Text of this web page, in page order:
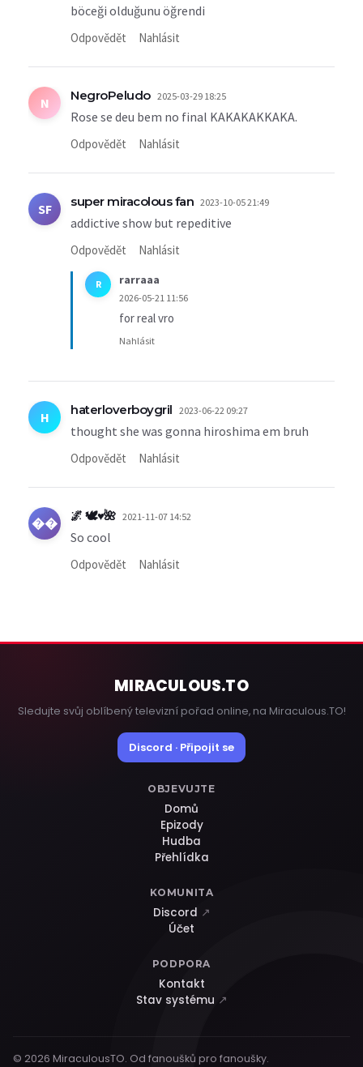
böceği olduğunu öğrendi
Odpovědět Nahlásit
N NegroPeludo 2025-03-29 18:25
Rose se deu bem no final KAKAKAKKAKA.
Odpovědět Nahlásit
SF super miracolous fan 2023-10-05 21:49
addictive show but repeditive
Odpovědět Nahlásit
R rarraaa
2026-05-21 11:56
for real vro
Nahlásit
H haterloverboygril 2023-06-22 09:27
thought she was gonna hiroshima em bruh
Odpovědět Nahlásit
�� 🌌 🕊️♥️🌺 2021-11-07 14:52
So cool
Odpovědět Nahlásit
MIRACULOUS.TO
Sledujte svůj oblíbený televizní pořad online, na Miraculous.TO!
Discord · Připojit se
OBJEVUJTE
Domů
Epizody
Hudba
Přehlídka
KOMUNITA
Discord ↗
Účet
PODPORA
Kontakt
Stav systému ↗
© 2026 MiraculousTO. Od fanoušků pro fanoušky.